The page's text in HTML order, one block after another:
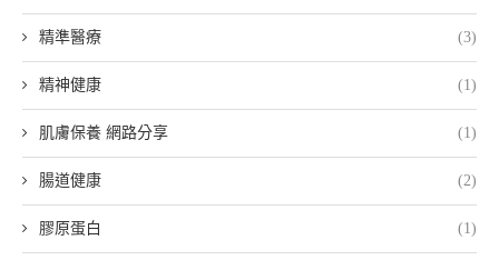
精準醫療 (3)
精神健康 (1)
肌膚保養 網路分享 (1)
腸道健康 (2)
膠原蛋白 (1)